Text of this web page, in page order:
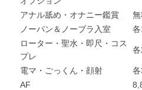
アナル舐め・オナニー鑑賞
ノーパン＆ノーブラ入室
ローター・聖水・即尺・コス
プレ
電マ・ごっくん・顔射
AF